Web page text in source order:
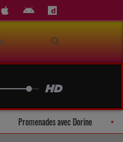
Promenades avec Dorine